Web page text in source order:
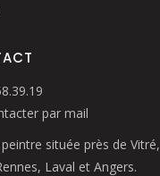
par mail
située près de Vitré,
Laval et Angers.